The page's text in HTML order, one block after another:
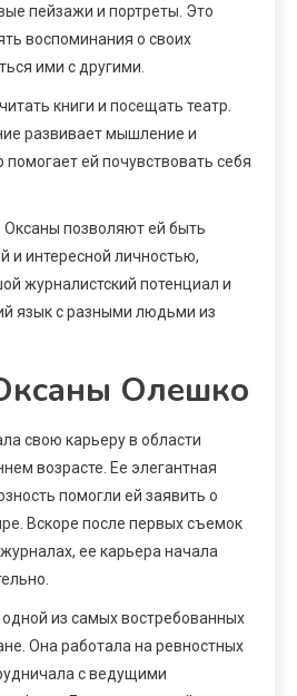
пейзажи и портреты. Это
воспоминания о своих
ими с другими.
книги и посещать театр.
развивает мышление и
ей почувствовать себя
позволяют ей быть
и интересной личностью,
журналистский потенциал и
язык с разными людьми из
Олешко
свою карьеру в области
возрасте. Ее элегантная
помогли ей заявить о
Вскоре после первых съемок
ее карьера начала
из самых востребованных
Она работала на ревностных
с ведущими